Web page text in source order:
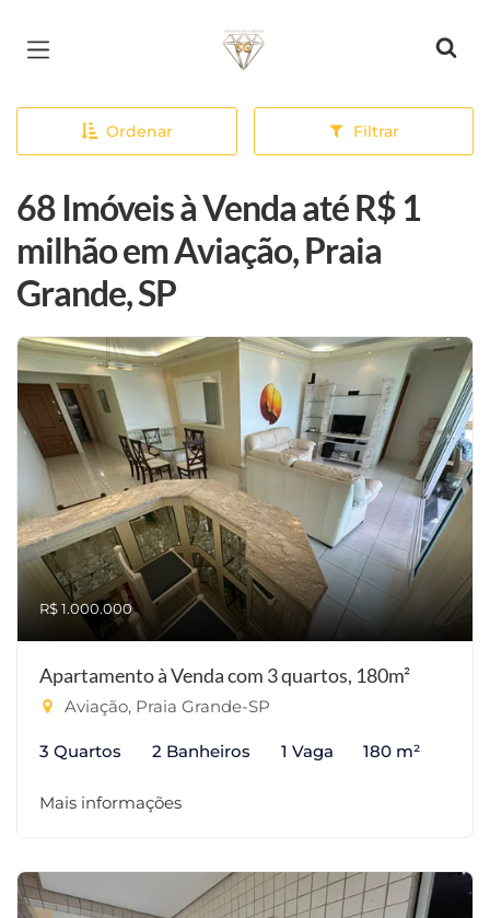
Página inicial
Ordenar Filtrar
68 Imóveis à Venda até R$ 1
milhão em Aviação, Praia
Grande, SP
R$ 1.000.000
Apartamento à Venda com 3 quartos, 180m²
Aviação, Praia Grande-SP
3 Quartos 2 Banheiros 1 Vaga 180 m²
Mais informações